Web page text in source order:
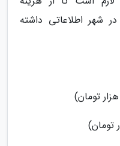
شهر اطلاعاتی داشته